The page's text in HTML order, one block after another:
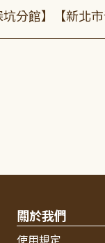
坑分館】【新北
關於我們